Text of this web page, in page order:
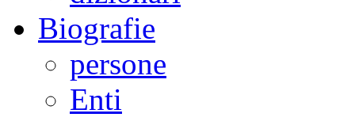
Biografie
persone
Enti